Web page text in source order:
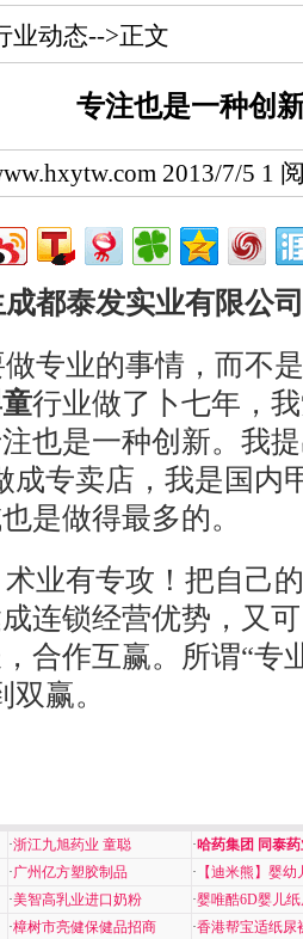
业动态-->正文
专注也是一种创
2013/7/5 1
都泰发实业有限公
专业的事情，而不
行业做了卜七年，
也是一种创新。我
成专卖店，我是国内
是做得最多的。
业有专攻！把自己
连锁经营优势，又
合作互赢。所谓“专
赢。
·浙江九旭药业 童聪 ·哈药集团 同泰
·广州亿方塑胶制品 · 【迪米熊】婴幼
·美智高乳业进口奶粉 ·婴唯酷6D婴儿
·樟树市亮健保健品招商 ·香港帮宝适纸尿